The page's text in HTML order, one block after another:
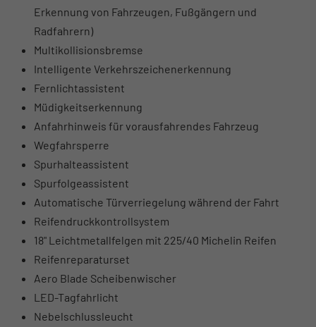
Erkennung von Fahrzeugen, Fußgängern und
Radfahrern)
Multikollisionsbremse
Intelligente Verkehrszeichenerkennung
Fernlichtassistent
Müdigkeitserkennung
Anfahrhinweis für vorausfahrendes Fahrzeug
Wegfahrsperre
Spurhalteassistent
Spurfolgeassistent
Automatische Türverriegelung während der Fahrt
Reifendruckkontrollsystem
18" Leichtmetallfelgen mit 225/40 Michelin Reifen
Reifenreparaturset
Aero Blade Scheibenwischer
LED-Tagfahrlicht
Nebelschlussleucht